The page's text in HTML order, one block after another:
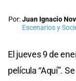
Por:Juan Ignacio
Escenarios y
El jueves 9 de
película “Aquí”.